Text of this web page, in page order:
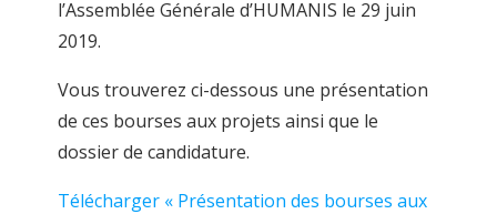
l’Assemblée Générale d’HUMANIS le 29 juin
2019.
Vous trouverez ci-dessous une présentation
de ces bourses aux projets ainsi que le
dossier de candidature.
Télécharger « Présentation des bourses aux